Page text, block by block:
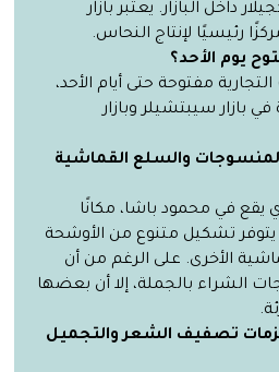
داخل البازار. يعتبر بازار
رئيسيًا لإنتاج النحاس.
يوم الأحد؟
مفتوحة حتى أيام الأحد،
بازار سيبتشيلر وبازار
والسلع القماشية
يقع في محمود باشا، مكانًا
تشكيل متنوع من الأوشحة
الأخرى. على الرغم من أن
الشراء بالجملة، إلا أن بعضها
تصفيف الشعر والتجميل